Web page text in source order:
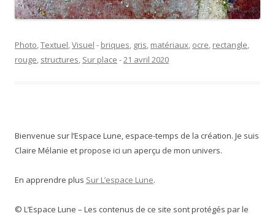
Photo,Textuel,Visuel - briques, gris, matériaux, ocre, rectangle,
rouge, structures, Sur place -21 avril 2020
Bienvenue sur l’Espace Lune, espace-temps de la création. Je suis
Claire Mélanie et propose ici un aperçu de mon univers.
En apprendre plus Sur L’espace Lune.
© L’Espace Lune – Les contenus de ce site sont protégés par le